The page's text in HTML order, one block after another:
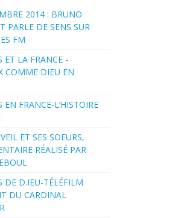
2014 : BRUNO
PARLE DE SENS SUR
FM
ET LA FRANCE -
COMME DIEU EN
EN FRANCE-L’HISTOIRE
ET SES SOEURS,
RÉALISÉ PAR
DE D.IEU-TÉLÉFILM
DU CARDINAL